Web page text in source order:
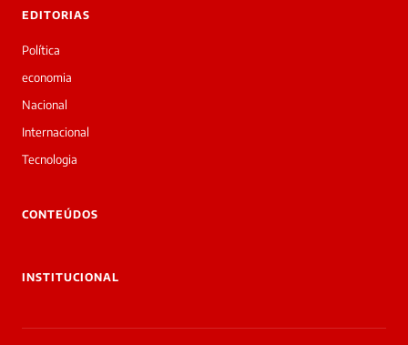
EDITORIAS
Política
economia
Nacional
Internacional
Tecnologia
CONTEÚDOS
INSTITUCIONAL